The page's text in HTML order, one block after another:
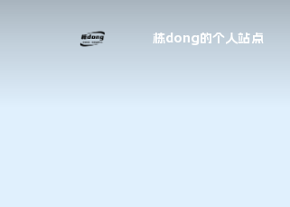
栋dong的个人站点